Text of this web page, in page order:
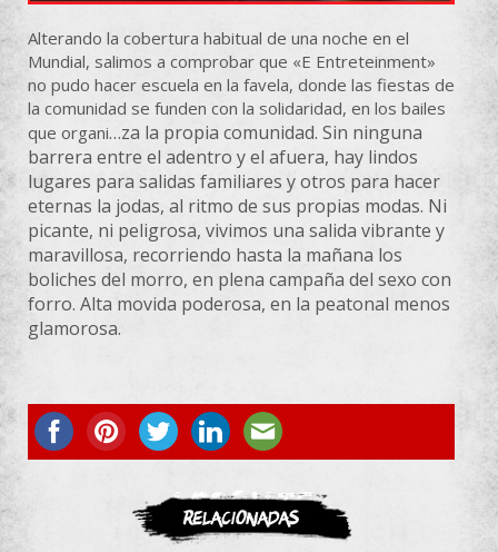
Alterando la cobertura habitual de una noche en el
Mundial, salimos a comprobar que «E Entreteinment»
no pudo hacer escuela en la favela, donde las fiestas de
la comunidad se funden con la solidaridad, en los bailes
que organi…za la propia comunidad. Sin ninguna
barrera entre el adentro y el afuera, hay lindos
lugares para salidas familiares y otros para hacer
eternas la jodas, al ritmo de sus propias modas. Ni
picante, ni peligrosa, vivimos una salida vibrante y
maravillosa, recorriendo hasta la mañana los
boliches del morro, en plena campaña del sexo con
forro. Alta movida poderosa, en la peatonal menos
glamorosa.
ASOCIATE
Relacionadas